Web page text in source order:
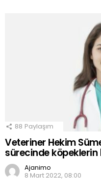
88 Paylaşım
Veteriner Hekim
sürecinde köpeklerin
Ajanimo
8 Mart 2022, 08:00